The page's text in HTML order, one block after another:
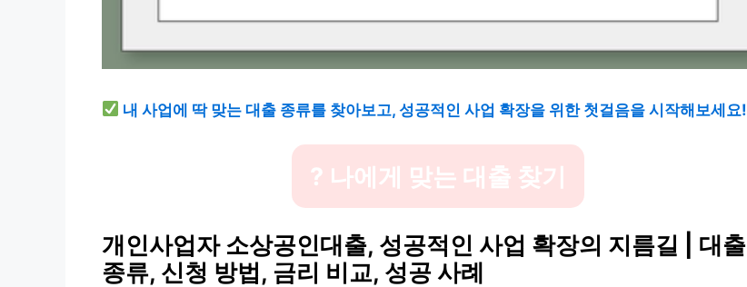
내 사업에 딱 맞는 대출 종류를 찾아보고, 성공적인 사업 확장을 위한 첫걸음을 시작해보세요!
? 나에게 맞는 대출 찾기
개인사업자 소상공인대출, 성공적인 사업 확장의 지름길 | 대출
종류, 신청 방법, 금리 비교, 성공 사례